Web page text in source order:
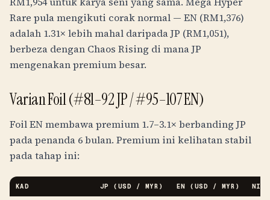
Rare pula mengikuti corak normal — EN (RM1,376)
adalah 1.31× lebih mahal daripada JP (RM1,051),
berbeza dengan Chaos Rising di mana JP
mengenakan premium besar.
Varian Foil (#81–92 JP / #95–107 EN)
Foil EN membawa premium 1.7–3.1× berbanding JP
pada penanda 6 bulan. Premium ini kelihatan stabil
pada tahap ini:
KAD JP (USD / MYR) EN (USD / MYR)